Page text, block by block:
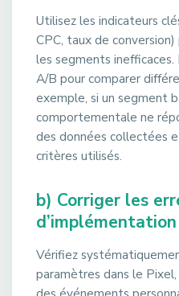
Utilisez les indicateurs
CPC, taux de
les segments
A/B pour comparer
exemple, si un segment
comportementale ne
des données collectées
critères utilisés.
b) Corriger les
d’implémentation
Vérifiez
paramètres dans le